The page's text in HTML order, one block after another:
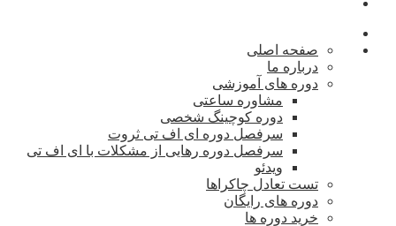
صفحه اصلی
درباره ما
دوره های آموزشی
مشاوره ساعتی
دوره کوچینگ شخصی
سرفصل دوره ای اف تی ثروت
سرفصل دوره رهایی از مشکلات با ای اف تی
ویدئو
تست تعادل چاکراها
دوره های رایگان
خرید دوره ها